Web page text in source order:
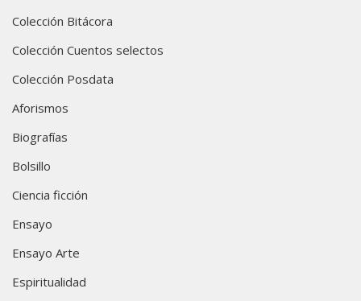
Colección Bitácora
Colección Cuentos selectos
Colección Posdata
Aforismos
Biografías
Bolsillo
Ciencia ficción
Ensayo
Ensayo Arte
Espiritualidad